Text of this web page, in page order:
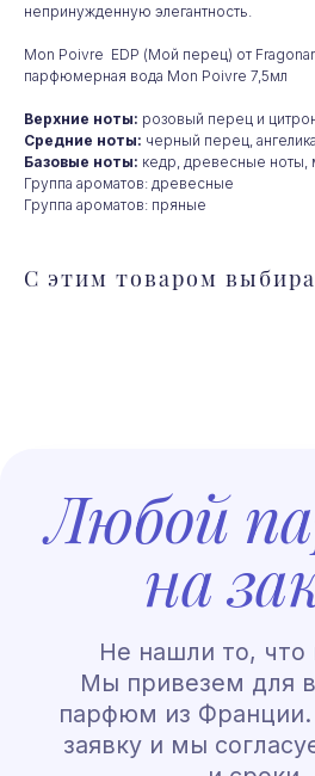
непринужденную элегантность.
Mon Poivre EDP (Мой перец) от
парфюмерная вода Mon Poivre 7,5мл
Верхние ноты: розовый перец и
Средние ноты: черный перец,
Базовые ноты: кедр, древесные ноты,
Группа ароматов: древесные
Группа ароматов: пряные
С этим товаром
Не нашли то, что искали?
Мы привезем для вас любой
парфюм из Франции. Отправьте
заявку и мы согласуем условия
Любой
на заказ
Нажимая на кнопку, вы подтверждаете
обработки персональных данных» и даете
ваших персональных данных в порядке и